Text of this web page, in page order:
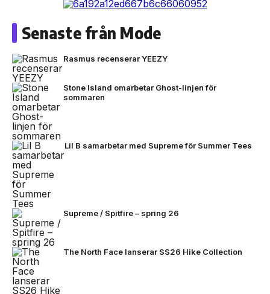
Senaste från Mode
Rasmus recenserar YEEZY
Stone Island omarbetar Ghost-linjen för
sommaren
Lil B samarbetar med Supreme för Summer Tees
Supreme / Spitfire – spring 26
The North Face lanserar SS26 Hike Collection